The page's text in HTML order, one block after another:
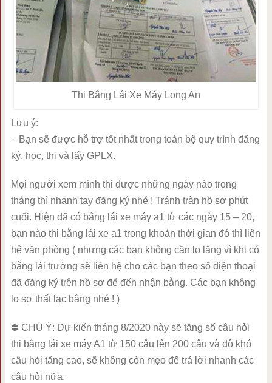
Thi Bằng Lái Xe Máy Long An
Lưu ý:
– Bạn sẽ được hỗ trợ tốt nhất trong toàn bộ quy trình đăng
ký, học, thi và lấy GPLX.
Mọi người xem mình thi được những ngày nào trong
tháng thì nhanh tay đăng ký nhé ! Tránh tràn hồ sơ phút
cuối. Hiện đã có bằng lái xe máy a1 từ các ngày 15 – 20,
bạn nào thi bằng lái xe a1 trong khoản thời gian đó thì liên
hệ văn phòng ( nhưng các bạn không cần lo lắng vì khi có
bằng lái trường sẽ liên hệ cho các bạn theo số điện thoại
đã đăng ký trên hồ sơ để đến nhận bằng. Các bạn không
lo sợ thất lạc bằng nhé ! )
⛔ CHÚ Ý: Dự kiến tháng 8/2020 này sẽ tăng số câu hỏi
thi bằng lái xe máy A1 từ 150 câu lên 200 câu và độ khó
câu hỏi tăng cao, sẽ không còn mẹo để trả lời nhanh các
câu hỏi nữa.